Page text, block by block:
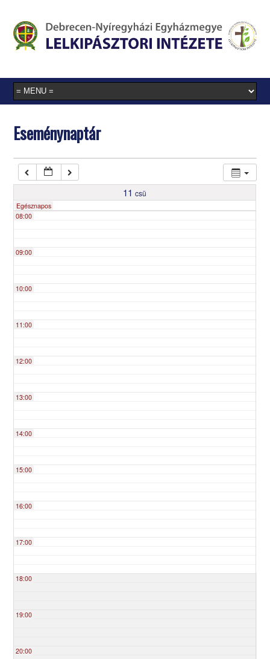
Eseménynaptár
11 csü
Egésznapos
03:00
05:00
07:00
08:00
09:00
10:00
11:00
12:00
13:00
14:00
15:00
16:00
17:00
18:00
19:00
20:00